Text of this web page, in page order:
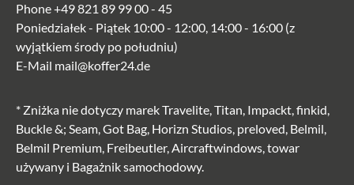
Phone+49 821 89 99 00 - 45
Poniedziałek - Piątek 10:00 - 12:00, 14:00 - 16:00 (z
wyjątkiem środy po południu)
E-Mail mail@koffer24.de
* Zniżka nie dotyczy marek Travelite, Titan, Impackt, finkid,
Buckle &; Seam, Got Bag, Horizn Studios, preloved, Belmil,
Belmil Premium, Freibeutler, Aircraftwindows, towar
używany i Bagażnik samochodowy.